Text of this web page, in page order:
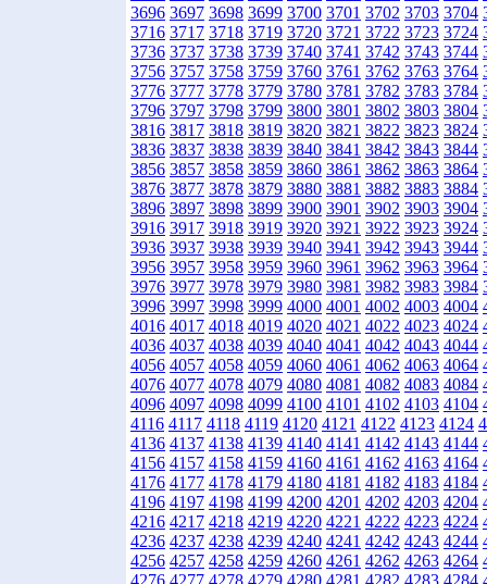
3696 3697 3698 3699 3700 3701 3702 3703 3704
3716 3717 3718 3719 3720 3721 3722 3723 3724
3736 3737 3738 3739 3740 3741 3742 3743 3744
3756 3757 3758 3759 3760 3761 3762 3763 3764
3776 3777 3778 3779 3780 3781 3782 3783 3784
3796 3797 3798 3799 3800 3801 3802 3803 3804
3816 3817 3818 3819 3820 3821 3822 3823 3824
3836 3837 3838 3839 3840 3841 3842 3843 3844
3856 3857 3858 3859 3860 3861 3862 3863 3864
3876 3877 3878 3879 3880 3881 3882 3883 3884
3896 3897 3898 3899 3900 3901 3902 3903 3904
3916 3917 3918 3919 3920 3921 3922 3923 3924
3936 3937 3938 3939 3940 3941 3942 3943 3944
3956 3957 3958 3959 3960 3961 3962 3963 3964
3976 3977 3978 3979 3980 3981 3982 3983 3984
3996 3997 3998 3999 4000 4001 4002 4003 4004
4016 4017 4018 4019 4020 4021 4022 4023 4024
4036 4037 4038 4039 4040 4041 4042 4043 4044
4056 4057 4058 4059 4060 4061 4062 4063 4064
4076 4077 4078 4079 4080 4081 4082 4083 4084
4096 4097 4098 4099 4100 4101 4102 4103 4104
4116 4117 4118 4119 4120 4121 4122 4123 4124
4136 4137 4138 4139 4140 4141 4142 4143 4144
4156 4157 4158 4159 4160 4161 4162 4163 4164
4176 4177 4178 4179 4180 4181 4182 4183 4184
4196 4197 4198 4199 4200 4201 4202 4203 4204
4216 4217 4218 4219 4220 4221 4222 4223 4224
4236 4237 4238 4239 4240 4241 4242 4243 4244
4256 4257 4258 4259 4260 4261 4262 4263 4264
4276 4277 4278 4279 4280 4281 4282 4283 4284